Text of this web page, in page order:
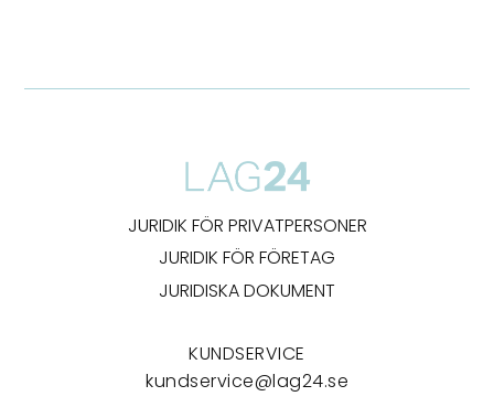
JURIDIK FÖR PRIVATPERSONER
JURIDIK FÖR FÖRETAG
JURIDISKA DOKUMENT
KUNDSERVICE
kundservice@lag24.se